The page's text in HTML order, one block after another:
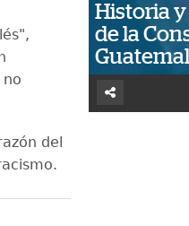
del
Historia y
de la